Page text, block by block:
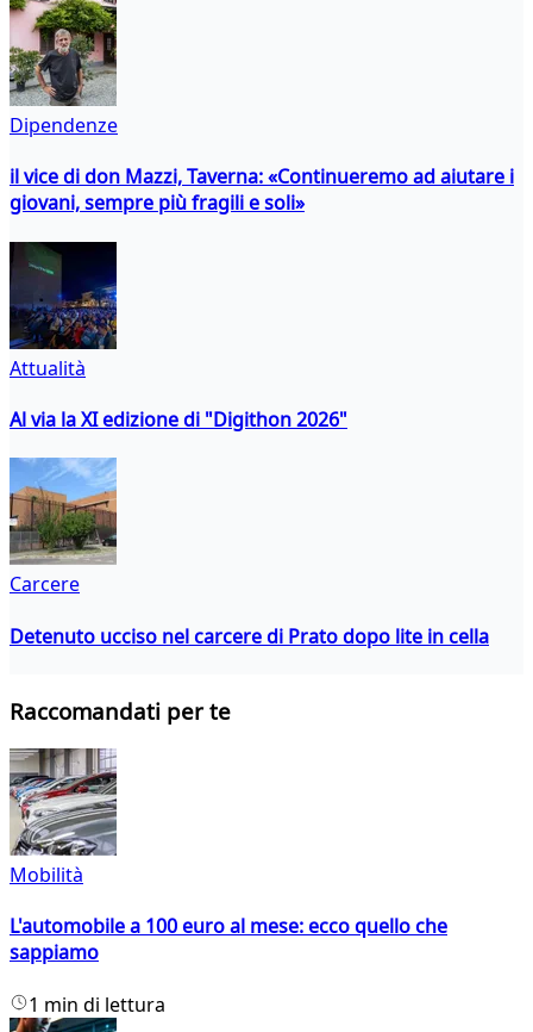
Dipendenze
il vice di don Mazzi, Taverna: «Continueremo ad aiutare i
giovani, sempre più fragili e soli»
Attualità
Al via la XI edizione di "Digithon 2026"
Carcere
Detenuto ucciso nel carcere di Prato dopo lite in cella
Raccomandati per te
Mobilità
L'automobile a 100 euro al mese: ecco quello che
sappiamo
1 min di lettura